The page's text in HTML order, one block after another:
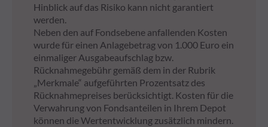
Hinblick auf das Risiko kann nicht garantiert
werden.
Neben den auf Fondsebene anfallenden Kosten
wurde für einen Anlagebetrag von 1.000 Euro ein
einmaliger Ausgabeaufschlag bzw.
Rücknahmegebühr gemäß dem in der Rubrik
„Merkmale“ aufgeführten Prozentsatz des
Rücknahmepreises berücksichtigt. Kosten für die
Verwahrung von Fondsanteilen in Ihrem Depot
können die Wertentwicklung zusätzlich mindern.